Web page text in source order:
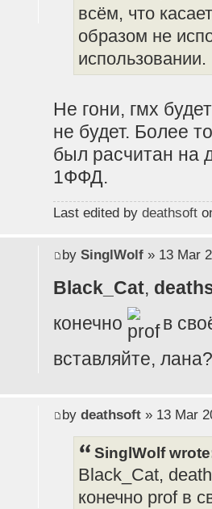
всём, что
образом не
использовании.
Не гони, гмх
не будет. Более
был расчитан на
1ФФД.
Last edited by deathsoft
by SinglWolf» 13 Mar
Black_Cat,
конечно
в
вставляйте,
by deathsoft» 13 Mar
SinglWolf
Black_Cat,
конечно prof в